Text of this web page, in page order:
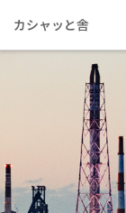
カシャッと舎